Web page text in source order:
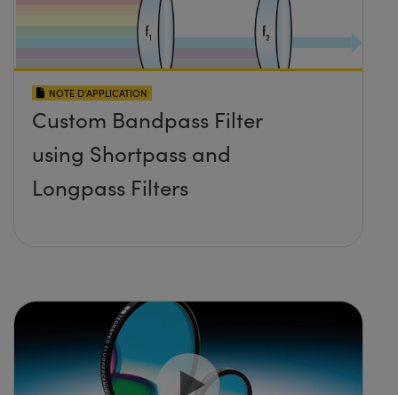
NOTE D’APPLICATION
Custom Bandpass Filter
using Shortpass and
Longpass Filters